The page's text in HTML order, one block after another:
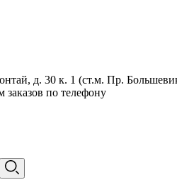
д. 30 к. 1 (ст.м. Пр.
по телефону